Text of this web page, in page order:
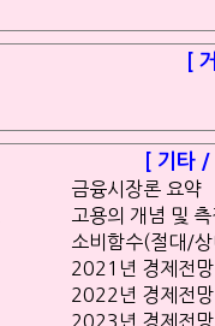
[
[ 기타
금융시장론 요약
고용의 개념 및
소비함수(절대/
2021년 경제전
2022년 경제전
2023년 경제전